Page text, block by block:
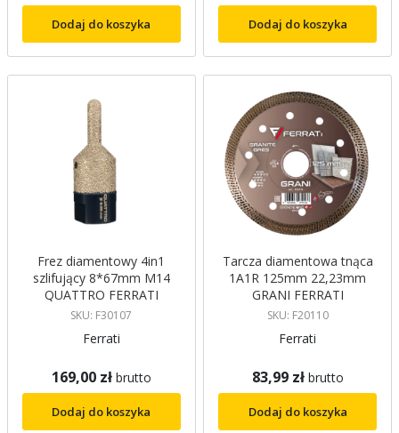
Dodaj do koszyka Dodaj do koszyka
Frez diamentowy 4in1
szlifujący 8*67mm M14
QUATTRO FERRATI
SKU: F30107
Ferrati
169,00 zł brutto
Dodaj do koszyka
Tarcza diamentowa tnąca
1A1R 125mm 22,23mm
GRANI FERRATI
SKU: F20110
Ferrati
83,99 zł brutto
Dodaj do koszyka